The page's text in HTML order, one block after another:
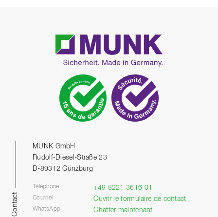
Contact
MUNK GmbH
Rudolf-Diesel-Straße 23
D-89312 Günzburg
Téléphone +49 8221 3616 01
Courriel Ouvrir le formulaire de contact
WhatsApp Chatter maintenant